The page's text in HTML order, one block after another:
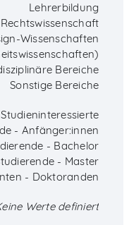
Lehrerbildung
Rechtswissenschaft
Wissenschaften
Bereiche
Sonstige Bereiche
- Anfänger:innen
- Bachelor
- Master
- Doktoranden
Werte definiert